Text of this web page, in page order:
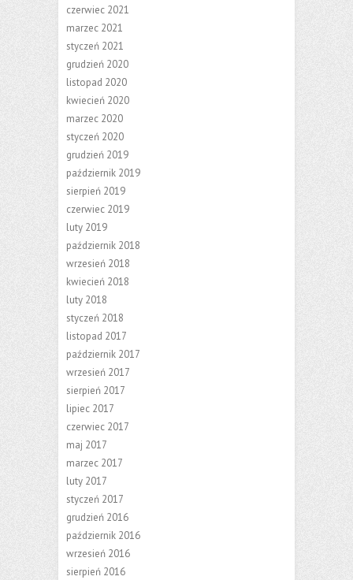
czerwiec 2021
marzec 2021
styczeń 2021
grudzień 2020
listopad 2020
kwiecień 2020
marzec 2020
styczeń 2020
grudzień 2019
październik 2019
sierpień 2019
czerwiec 2019
luty 2019
październik 2018
wrzesień 2018
kwiecień 2018
luty 2018
styczeń 2018
listopad 2017
październik 2017
wrzesień 2017
sierpień 2017
lipiec 2017
czerwiec 2017
maj 2017
marzec 2017
luty 2017
styczeń 2017
grudzień 2016
październik 2016
wrzesień 2016
sierpień 2016